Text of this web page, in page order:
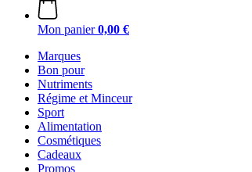
Mon panier 0,00 €
Marques
Bon pour
Nutriments
Régime et Minceur
Sport
Alimentation
Cosmétiques
Cadeaux
Promos